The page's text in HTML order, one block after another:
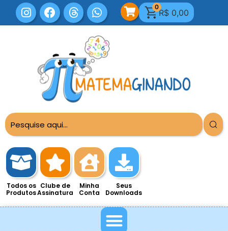
0
R$ 0,00
Todos os
Produtos
Clube de
Assinatura
Minha
Conta
Seus
Downloads